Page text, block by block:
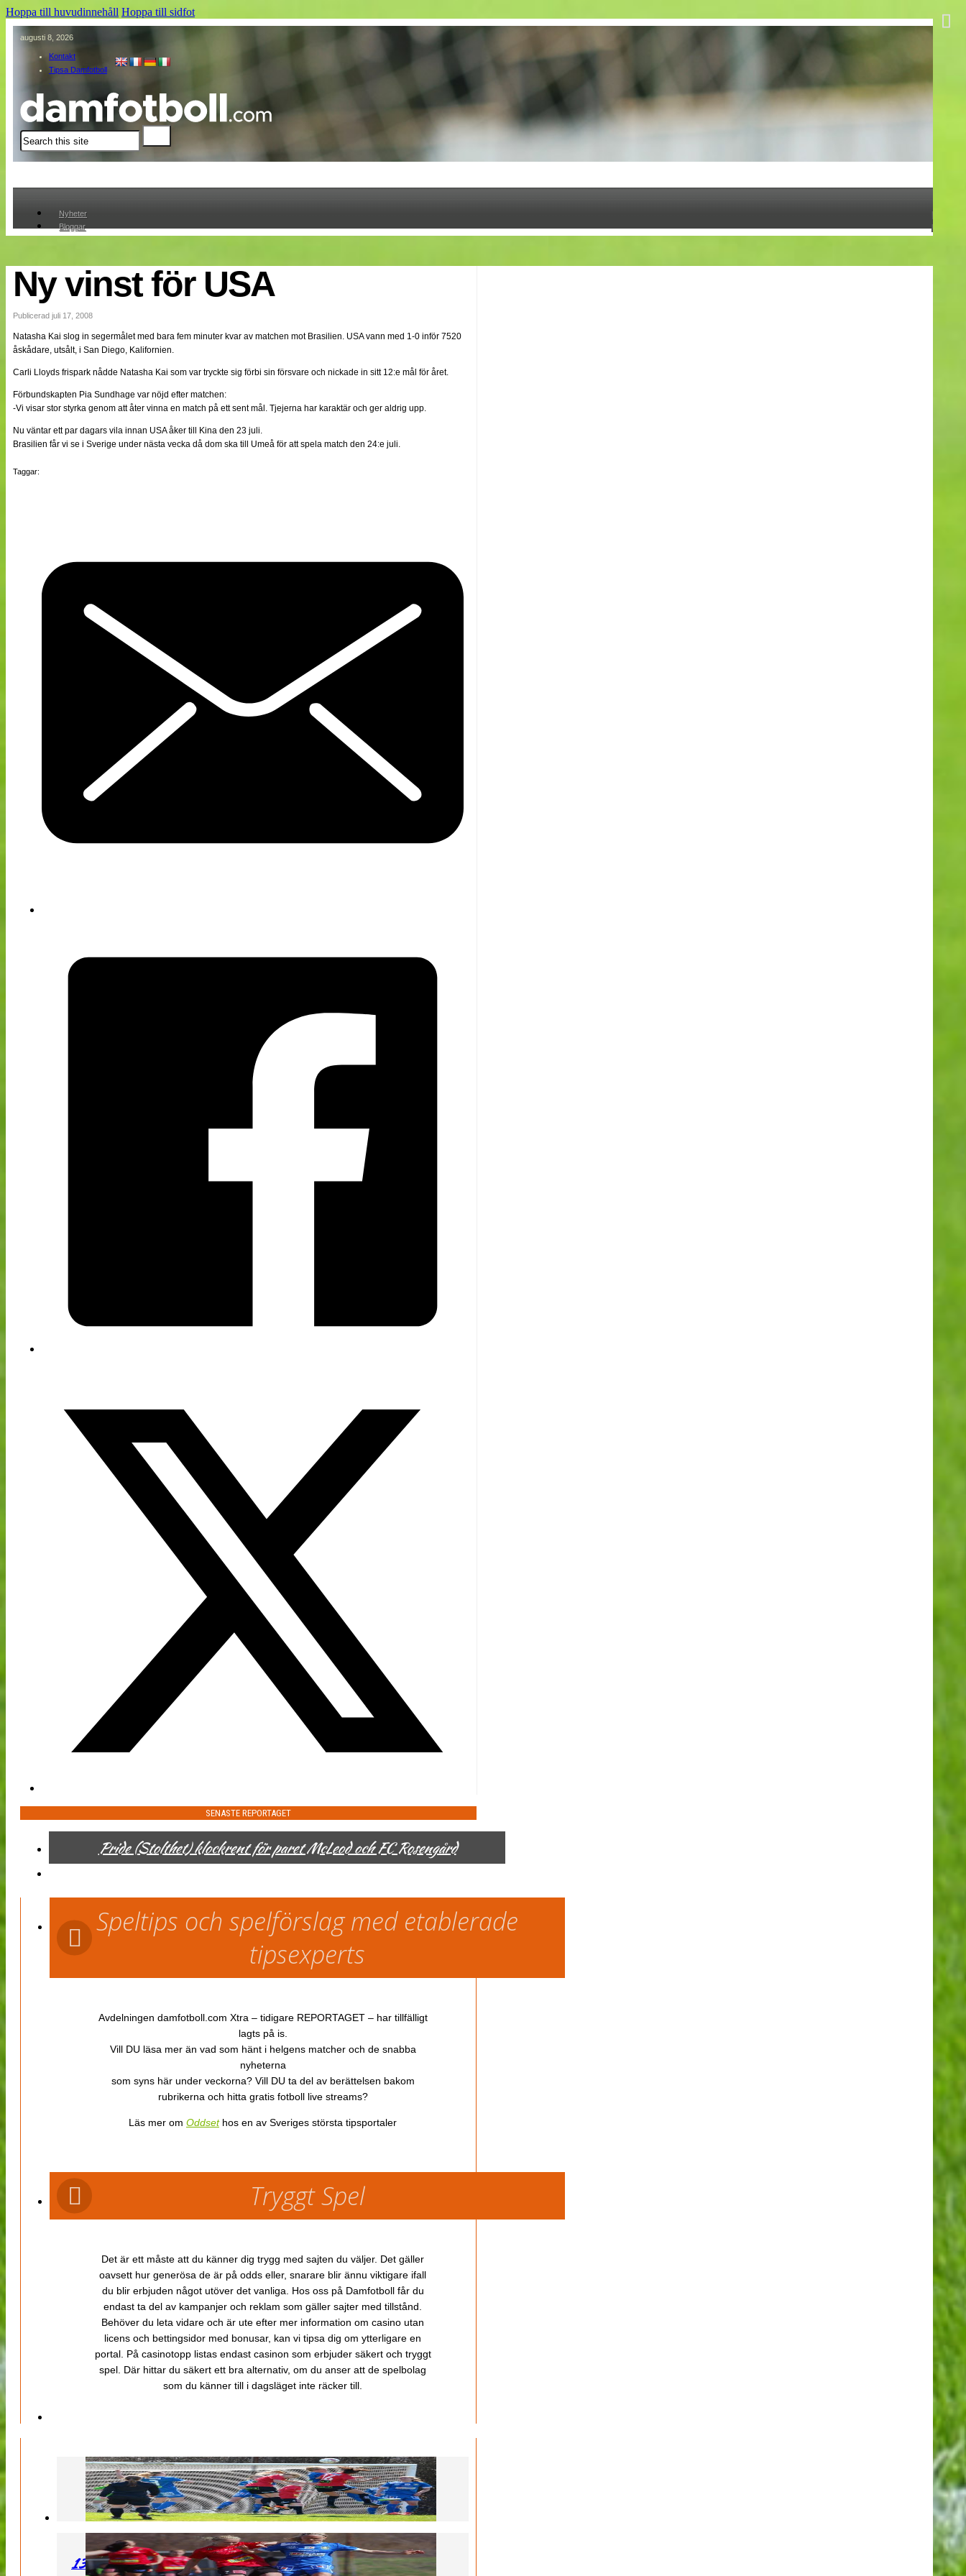
Hoppa till huvudinnehåll Hoppa till sidfot
augusti 8, 2026
Kontakt
Tipsa Damfotboll
Sök
Nyheter
Bloggar
Cuper
Medlemmar
Medlemsbilder
Om oss
Split vision
Nyheter
Bloggar
Lagen
Webb-TV
Cuper
Ny vinst för USA
Publicerad juli 17, 2008
Natasha Kai slog in segermålet med bara fem minuter kvar av matchen mot Brasilien. USA vann med 1-0 inför 7520
åskådare, utsålt, i San Diego, Kalifornien.
Carli Lloyds frispark nådde Natasha Kai som var tryckte sig förbi sin försvare och nickade in sitt 12:e mål för året.
Förbundskapten Pia Sundhage var nöjd efter matchen:
-Vi visar stor styrka genom att åter vinna en match på ett sent mål. Tjejerna har karaktär och ger aldrig upp.
Nu väntar ett par dagars vila innan USA åker till Kina den 23 juli.
Brasilien får vi se i Sverige under nästa vecka då dom ska till Umeå för att spela match den 24:e juli.
Taggar:
SENASTE REPORTAGET
Pride (Stolthet) klockrent för paret McLeod och FC Rosengård
Speltips och spelförslag med etablerade
tipsexperts
Avdelningen damfotboll.com Xtra – tidigare REPORTAGET – har tillfälligt
lagts på is.
Vill DU läsa mer än vad som hänt i helgens matcher och de snabba
nyheterna
som syns här under veckorna? Vill DU ta del av berättelsen bakom
rubrikerna och hitta gratis fotboll live streams?
Läs mer om Oddsethos en av Sveriges största tipsportaler
Tryggt Spel
Det är ett måste att du känner dig trygg med sajten du väljer. Det gäller
oavsett hur generösa de är på odds eller, snarare blir ännu viktigare ifall
du blir erbjuden något utöver det vanliga. Hos oss på Damfotboll får du
endast ta del av kampanjer och reklam som gäller sajter med tillstånd.
Behöver du leta vidare och är ute efter mer information om casino utan
licens och bettingsidor med bonusar, kan vi tipsa dig om ytterligare en
portal. På casinotopp listas endast casinon som erbjuder säkert och tryggt
spel. Där hittar du säkert ett bra alternativ, om du anser att de spelbolag
som du känner till i dagsläget inte räcker till.
130427 LB 07 – QBIK